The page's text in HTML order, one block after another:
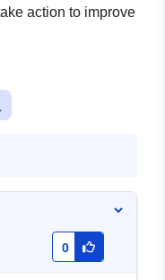
action to improve
0